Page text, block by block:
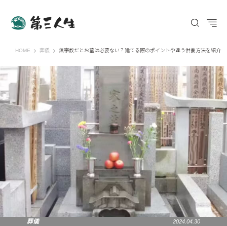
HOME 第三人生 〜寄り道の歩き方〜
葬儀 無宗教だとお墓は必要ない？建てる際のポイントや違う供養方法を紹介
葬儀 2024.04.30